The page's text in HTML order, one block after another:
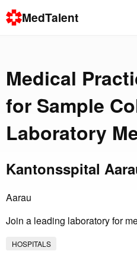
MedTalent
Medical
for Sample
Laboratory
Kantonsspital
Aarau
Join a leading laboratory for
HOSPITALS